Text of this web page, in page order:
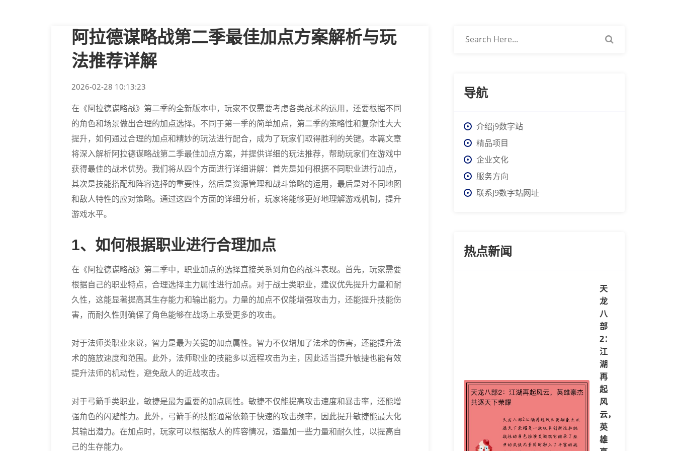
阿拉德谋略战第二季最佳加点方案解析与玩
法推荐详解
2026-02-28 10:13:23
在《阿拉德谋略战》第二季的全新版本中，玩家不仅需要考虑各类战术的运用，还要根据不同
的角色和场景做出合理的加点选择。不同于第一季的简单加点，第二季的策略性和复杂性大大
提升，如何通过合理的加点和精妙的玩法进行配合，成为了玩家们取得胜利的关键。本篇文章
将深入解析阿拉德谋略战第二季最佳加点方案，并提供详细的玩法推荐，帮助玩家们在游戏中
获得最佳的战术优势。我们将从四个方面进行详细讲解：首先是如何根据不同职业进行加点，
其次是技能搭配和阵容选择的重要性，然后是资源管理和战斗策略的运用，最后是对不同地图
和敌人特性的应对策略。通过这四个方面的详细分析，玩家将能够更好地理解游戏机制，提升
游戏水平。
1、如何根据职业进行合理加点
在《阿拉德谋略战》第二季中，职业加点的选择直接关系到角色的战斗表现。首先，玩家需要
根据自己的职业特点，合理选择主力属性进行加点。对于战士类职业，建议优先提升力量和耐
久性，这能显著提高其生存能力和输出能力。力量的加点不仅能增强攻击力，还能提升技能伤
害，而耐久性则确保了角色能够在战场上承受更多的攻击。
对于法师类职业来说，智力是最为关键的加点属性。智力不仅增加了法术的伤害，还能提升法
术的施放速度和范围。此外，法师职业的技能多以远程攻击为主，因此适当提升敏捷也能有效
提升法师的机动性，避免敌人的近战攻击。
对于弓箭手类职业，敏捷是最为重要的加点属性。敏捷不仅能提高攻击速度和暴击率，还能增
强角色的闪避能力。此外，弓箭手的技能通常依赖于快速的攻击频率，因此提升敏捷能最大化
其输出潜力。在加点时，玩家可以根据敌人的阵容情况，适量加一些力量和耐久性，以提高自
己的生存能力。
导航
介绍j9数字站
精品项目
企业文化
服务方向
联系J9数字站网址
热点新闻
天
龙
八
部
2：
江
湖
再
起
风
云，
英
雄